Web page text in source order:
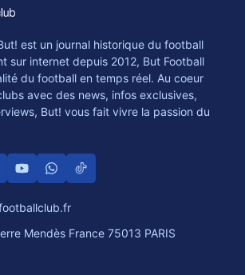
est un journal historique du football
sur internet depuis 2012, But Football
du football en temps réel. Au coeur
avec des news, infos exclusives,
But! vous fait vivre la passion du
Mendès France 75013 PARIS